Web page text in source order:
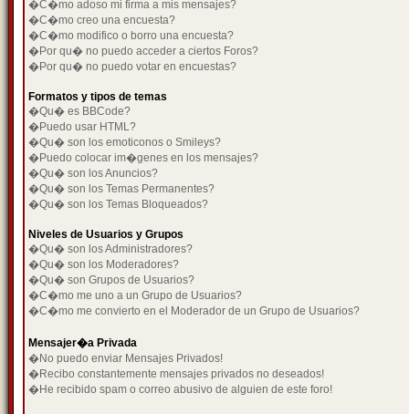
�C�mo adoso mi firma a mis mensajes?
�C�mo creo una encuesta?
�C�mo modifico o borro una encuesta?
�Por qu� no puedo acceder a ciertos Foros?
�Por qu� no puedo votar en encuestas?
Formatos y tipos de temas
�Qu� es BBCode?
�Puedo usar HTML?
�Qu� son los emoticonos o Smileys?
�Puedo colocar im�genes en los mensajes?
�Qu� son los Anuncios?
�Qu� son los Temas Permanentes?
�Qu� son los Temas Bloqueados?
Niveles de Usuarios y Grupos
�Qu� son los Administradores?
�Qu� son los Moderadores?
�Qu� son Grupos de Usuarios?
�C�mo me uno a un Grupo de Usuarios?
�C�mo me convierto en el Moderador de un Grupo de Usuarios?
Mensajer�a Privada
�No puedo enviar Mensajes Privados!
�Recibo constantemente mensajes privados no deseados!
�He recibido spam o correo abusivo de alguien de este foro!